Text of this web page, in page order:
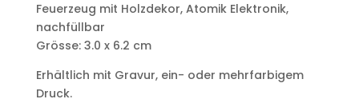
Feuerzeug mit Holzdekor, Atomik Elektronik,
nachfüllbar
Grösse: 3.0 x 6.2 cm
Erhältlich mit Gravur, ein- oder mehrfarbigem
Druck.